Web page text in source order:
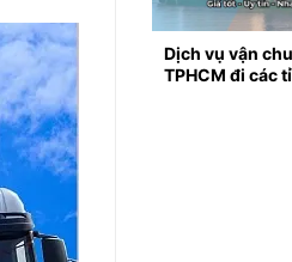
Dịch vụ vận
TPHCM đi các